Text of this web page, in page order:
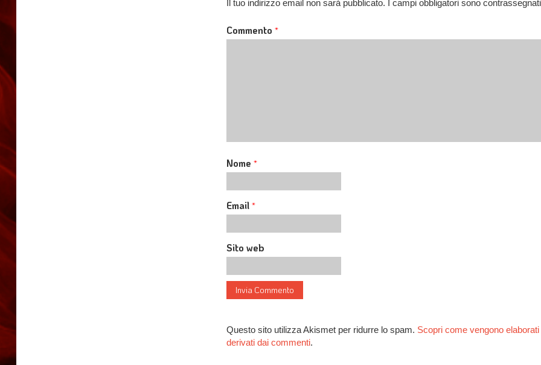
Il tuo indirizzo email non sarà pubblicato. I campi obbligatori sono
Commento*
Nome*
Email*
Sito web
Questo sito utilizza Akismet per ridurre lo spam. Scopri come vengono elaborati
derivati dai commenti.